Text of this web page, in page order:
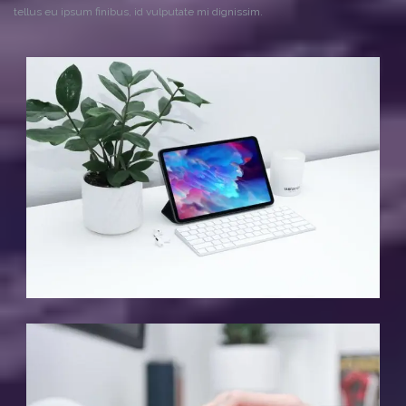
tellus eu ipsum finibus, id vulputate mi dignissim.